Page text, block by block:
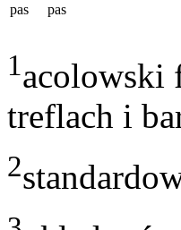
pas pas
1acolowski
treflach i
2